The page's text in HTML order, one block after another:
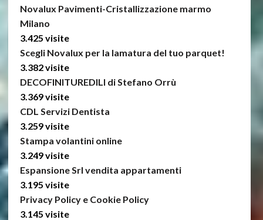
Novalux Pavimenti-Cristallizzazione marmo
Milano
3.425 visite
Scegli Novalux per la lamatura del tuo parquet!
3.382 visite
DECOFINITUREDILI di Stefano Orrù
3.369 visite
CDL Servizi Dentista
3.259 visite
Stampa volantini online
3.249 visite
Espansione Srl vendita appartamenti
3.195 visite
Privacy Policy e Cookie Policy
3.145 visite